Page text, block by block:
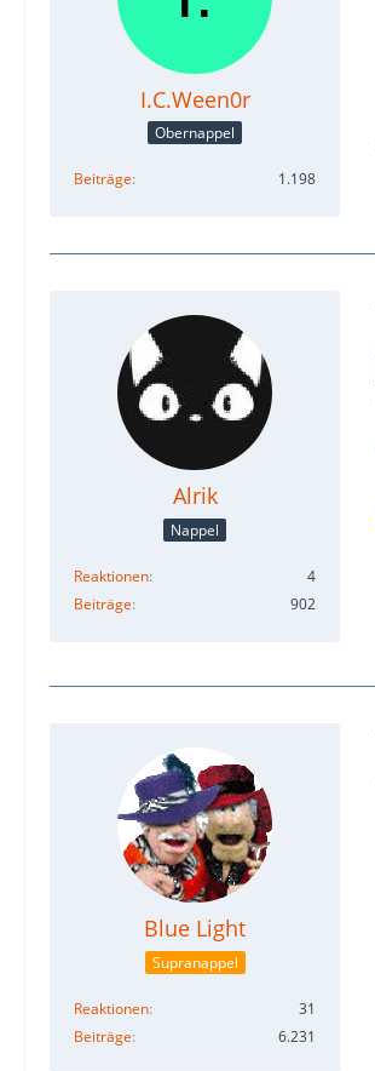
I.C.Ween0r
Obernappel
Beiträge 1.198
Alrik
Nappel
Reaktionen
4
Beiträge
902
Blue Light
Supranappel
Reaktionen
31
Beiträge
6.231